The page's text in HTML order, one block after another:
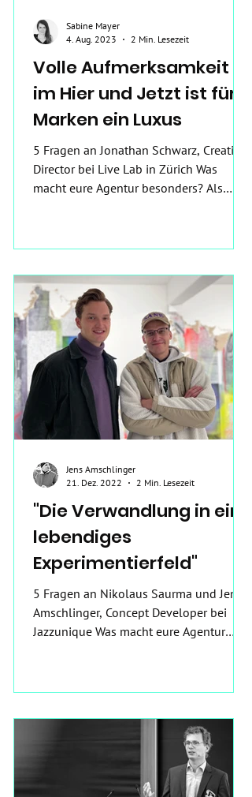
Volle Aufmerksamkeit
im Hier und Jetzt ist für
Marken ein Luxus
5 Fragen an Jonathan Schwarz, Creative
Director bei Live Lab in Zürich Was
macht eure Agentur besonders? Als
Sabine Mayer
4. Aug. 2023
2 Min. Lesezeit
"Die Verwandlung in ein
lebendiges
Experimentierfeld"
5 Fragen an Nikolaus Saurma und Jens
Amschlinger, Concept Developer bei
Jazzunique Was macht eure Agentur
Jens Amschlinger
21. Dez. 2022
2 Min. Lesezeit